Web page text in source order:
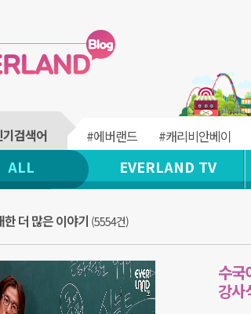
#에버랜드 #캐리비안베이
ALL EVERLAND TV
한 더 많은 이야기 (5554건)
수국
강사